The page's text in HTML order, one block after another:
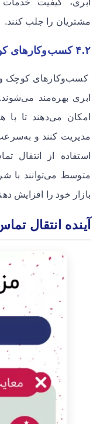
ابری، کیفیت
مشتریان را جلب کنند.
۴.۲ کسب‌وکارهای کوچک و متوسط
کسب‌وکارهای کوچک و
ابری بهره‌مند
امکان می‌دهند تا با
مدیریت کنند و به‌سرعت
استفاده از انتقال
متوسط می‌توانند با
بازار خود را افزایش دهند.
آینده انتقال